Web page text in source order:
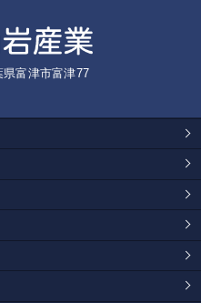
富津市富津77